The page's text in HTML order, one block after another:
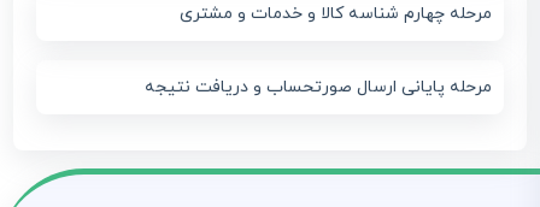
مرحله چهارم شناسه کالا و خدمات و مشتری
مرحله پایانی ارسال صورتحساب و دریافت نتیجه